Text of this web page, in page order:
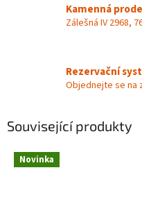
Kamenná
Zálešná IV 2968,
Rezervační
Objednejte se na
Související produkty
Novinka